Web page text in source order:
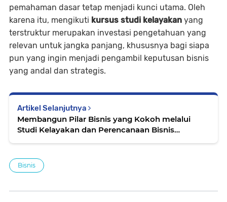
pemahaman dasar tetap menjadi kunci utama. Oleh
karena itu, mengikuti kursus studi kelayakan yang
terstruktur merupakan investasi pengetahuan yang
relevan untuk jangka panjang, khususnya bagi siapa
pun yang ingin menjadi pengambil keputusan bisnis
yang andal dan strategis.
Artikel Selanjutnya
Membangun Pilar Bisnis yang Kokoh melalui
Studi Kelayakan dan Perencanaan Bisnis
Bisnis